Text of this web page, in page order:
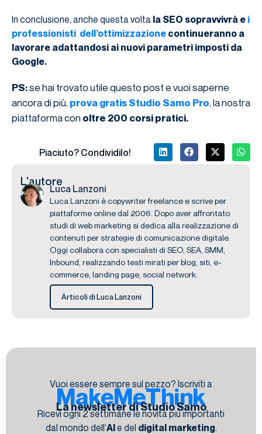
In conclusione, anche questa volta la SEO sopravvivrà e i
professionisti dell’ottimizzazione continueranno a
lavorare adattandosi ai nuovi parametri imposti da
Google.
PS:se hai trovato utile questo post e vuoi saperne
ancora di più, prova gratis Studio Samo Pro, la nostra
piattaforma con oltre 200 corsi pratici.
Piaciuto? Condividilo!
L'autore
Luca Lanzoni
Luca Lanzoni è copywriter freelance e scrive per
piattaforme online dal 2006. Dopo aver affrontato
studi di web marketing si dedica alla realizzazione di
contenuti per strategie di comunicazione digitale.
Oggi collabora con specialisti di SEO, SEA, SMM,
Inbound, realizzando testi mirati per blog, siti, e-
commerce, landing page, social network.
Articoli di Luca Lanzoni
Vuoi essere sempre sul pezzo? Iscriviti a
MakeMeThink
La newsletter di Studio Samo
Ricevi ogni 2 settimane le novità più importanti
dal mondo dell’AIe del digital marketing.